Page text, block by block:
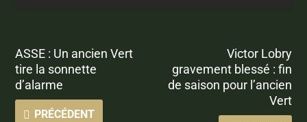
ASSE : Un ancien Vert
tire la sonnette
d’alarme
PRÉCÉDENT
Victor Lobry
gravement blessé : fin
de saison pour l’ancien
Vert